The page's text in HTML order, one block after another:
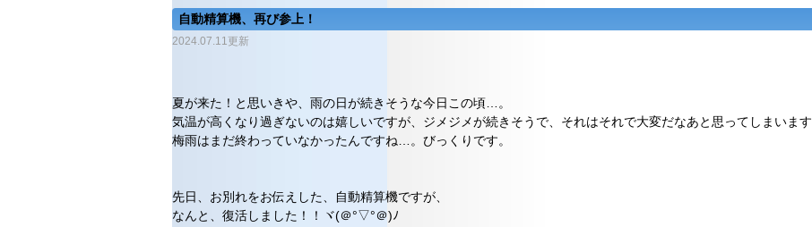
自動精算機、再び参上！
2024.07.11更新
夏が来た！と思いきや、雨の日が続きそうな今日この頃…。
気温が高くなり過ぎないのは嬉しいですが、ジメジメが続きそうで、それはそれで大変だなあと思ってしまいます
梅雨はまだ終わっていなかったんですね…。びっくりです。
先日、お別れをお伝えした、自動精算機ですが、
なんと、復活しました！！ヾ(＠°▽°＠)ﾉ